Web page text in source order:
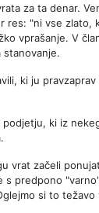
za ta denar.
res: "ni vse zlato,
vprašanje. V
stanovanje.
ki ju
ki iz
vrat začeli
s predpono
si to težavo